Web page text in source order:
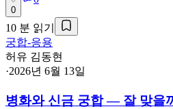
0
10 분 읽기
궁합-응용
허유 김동현
·2026년 6월 13일
병화와 신금 궁합 — 잘 맞을